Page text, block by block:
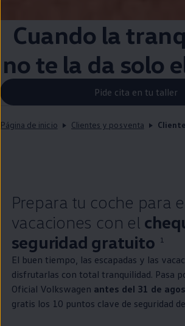
Cuando la
no te la da solo
Pide cita en tu taller
Página de inicio Clientes y posventa
Prepara tu coche para
vacaciones con el
seguridad gratuito
1
El buen tiempo, las escapadas y las
disfrutarlas con total tranquilidad. Pasa
Oficial Volkswagen antes del 31 de
gratis los 10 puntos clave de seguridad